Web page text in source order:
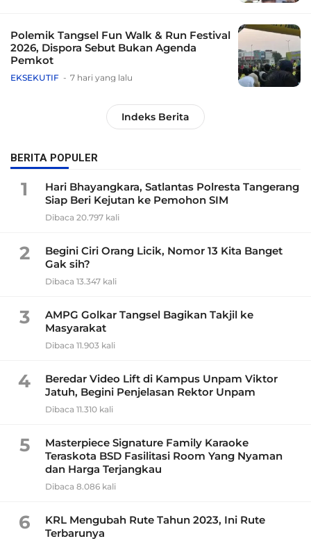
Polemik Tangsel Fun Walk & Run Festival
2026, Dispora Sebut Bukan Agenda
Pemkot
EKSEKUTIF 7 hari yang lalu
Indeks Berita
BERITA POPULER
1
Hari Bhayangkara, Satlantas Polresta Tangerang
Siap Beri Kejutan ke Pemohon SIM
Dibaca 20.797 kali
2
Begini Ciri Orang Licik, Nomor 13 Kita Banget
Gak sih?
Dibaca 13.347 kali
3
AMPG Golkar Tangsel Bagikan Takjil ke
Masyarakat
Dibaca 11.903 kali
4
Beredar Video Lift di Kampus Unpam Viktor
Jatuh, Begini Penjelasan Rektor Unpam
Dibaca 11.310 kali
5
Masterpiece Signature Family Karaoke
Teraskota BSD Fasilitasi Room Yang Nyaman
dan Harga Terjangkau
Dibaca 8.086 kali
6
KRL Mengubah Rute Tahun 2023, Ini Rute
Terbarunya